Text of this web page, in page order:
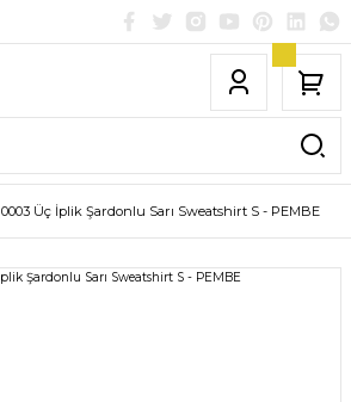
0003 Üç İplik Şardonlu Sarı Sweatshirt S - PEMBE